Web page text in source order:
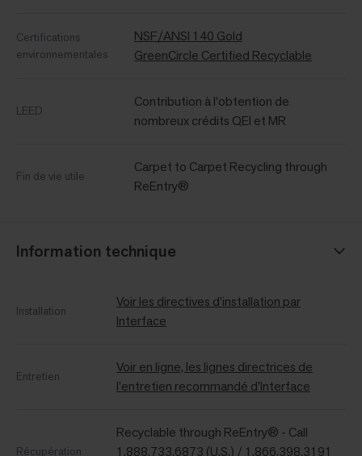
Certifications
environnementales
NSF/ANSI 140 Gold
GreenCircle Certified Recyclable
LEED
Contribution à l’obtention de
nombreux crédits QEI et MR
Fin de vie utile
Carpet to Carpet Recycling through
ReEntry®
Information technique
Installation
Voir les directives d'installation par
Interface
Entretien
Voir en ligne, les lignes directrices de
l'entretien recommandé d'Interface
Récupération
Recyclable through ReEntry® - Call
1.888.733.6873 (U.S.) / 1.866.398.3191